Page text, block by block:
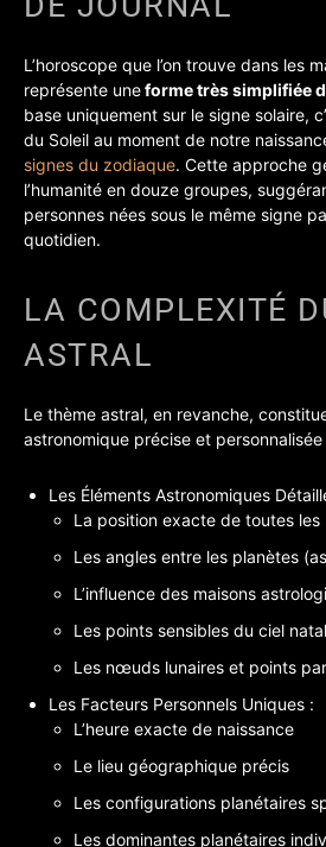
L’horoscope que l’on trouve dans les
représente uneforme très simplifiée
base uniquement sur le signe solaire,
du Soleil au moment de notre
signes du zodiaque. Cette approche
l’humanité en douze groupes,
personnes nées sous le même signe
quotidien.
LA COMPLEXITÉ
ASTRAL
Le thème astral, en revanche,
astronomique précise et
Les Éléments Astronomiques
La position exacte de toutes les
Les angles entre les planètes
L’influence des maisons
Les points sensibles du ciel natal
Les nœuds lunaires et points
Les Facteurs Personnels Uniques :
L’heure exacte de naissance
Le lieu géographique précis
Les configurations planétaires
Les dominantes planétaires